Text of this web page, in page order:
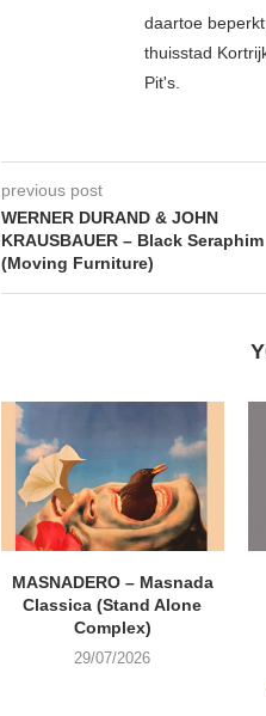
daartoe
thuisstad
Pit's.
previous post
WERNER DURAND & JOHN
KRAUSBAUER – Black Seraphim
(Moving Furniture)
MASNADERO – Masnada
Classica (Stand Alone
Complex)
29/07/2026